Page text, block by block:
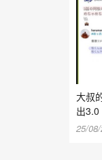
大叔
出3.0
25/